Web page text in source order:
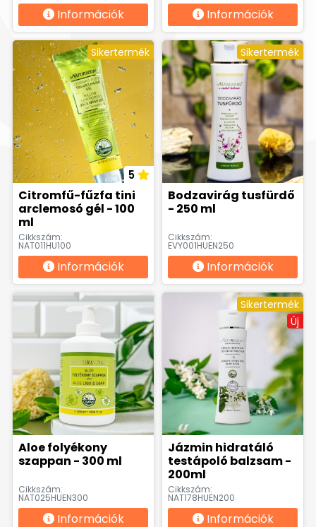
Információk Információk
Sikertermék
5
Citromfű-fűzfa tini
arclemosó gél - 100
ml
Cikkszám:
NAT011HU100
Információk
Sikertermék
Bodzavirág tusfürdő
- 250 ml
Cikkszám:
EVY001HUEN250
Információk
Aloe folyékony
szappan - 300 ml
Cikkszám:
NAT025HUEN300
Információk
Sikertermék
Új
Jázmin hidratáló
testápoló balzsam -
200ml
Cikkszám:
NAT178HUEN200
Információk